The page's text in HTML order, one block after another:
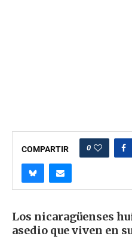
COMPARTIR 0
Los nicaragüenses
asedio que viven en